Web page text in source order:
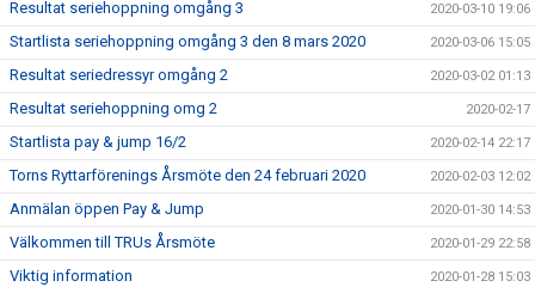
Resultat seriehoppning omgång 3 2020-03-10 19:06
Startlista seriehoppning omgång 3 den 8 mars 2020 2020-03-06 15:05
Resultat seriedressyr omgång 2 2020-03-02 01:13
Resultat seriehoppning omg 2 2020-02-17
Startlista pay & jump 16/2 2020-02-14 22:17
Torns Ryttarförenings Årsmöte den 24 februari 2020 2020-02-03 12:02
Anmälan öppen Pay & Jump 2020-01-30 14:53
Välkommen till TRUs Årsmöte 2020-01-29 22:58
Viktig information 2020-01-28 15:03